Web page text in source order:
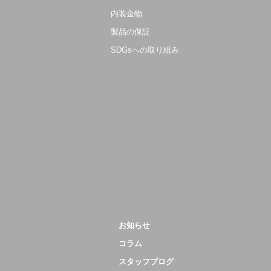
内装金物
製品の保証
SDGsへの取り組み
お知らせ
コラム
スタッフブログ